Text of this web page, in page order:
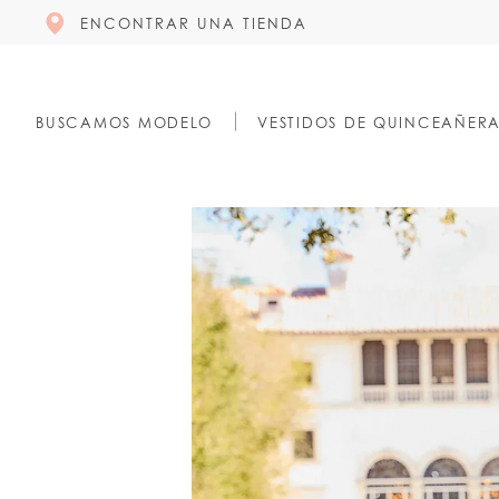
ENCONTRAR UNA TIENDA
BUSCAMOS MODELO VESTIDOS DE